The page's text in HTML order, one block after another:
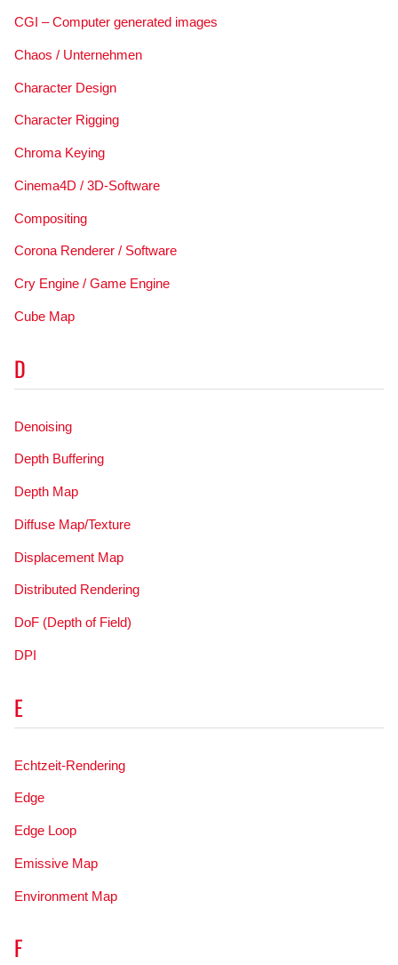
CGI – Computer generated images
Chaos / Unternehmen
Character Design
Character Rigging
Chroma Keying
Cinema4D / 3D-Software
Compositing
Corona Renderer / Software
Cry Engine / Game Engine
Cube Map
D
Denoising
Depth Buffering
Depth Map
Diffuse Map/Texture
Displacement Map
Distributed Rendering
DoF (Depth of Field)
DPI
E
Echtzeit-Rendering
Edge
Edge Loop
Emissive Map
Environment Map
F